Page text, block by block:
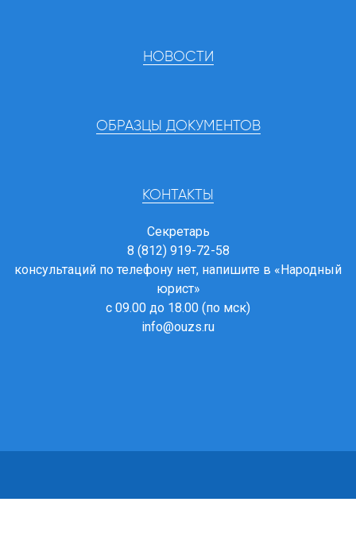
НОВОСТИ
ОБРАЗЦЫ ДОКУМЕНТОВ
КОНТАКТЫ
Секретарь
8 (812) 919-72-58
консультаций по телефону нет, напишите в «Народный
юрист»
с 09.00 до 18.00 (по мск)
info@ouzs.ru